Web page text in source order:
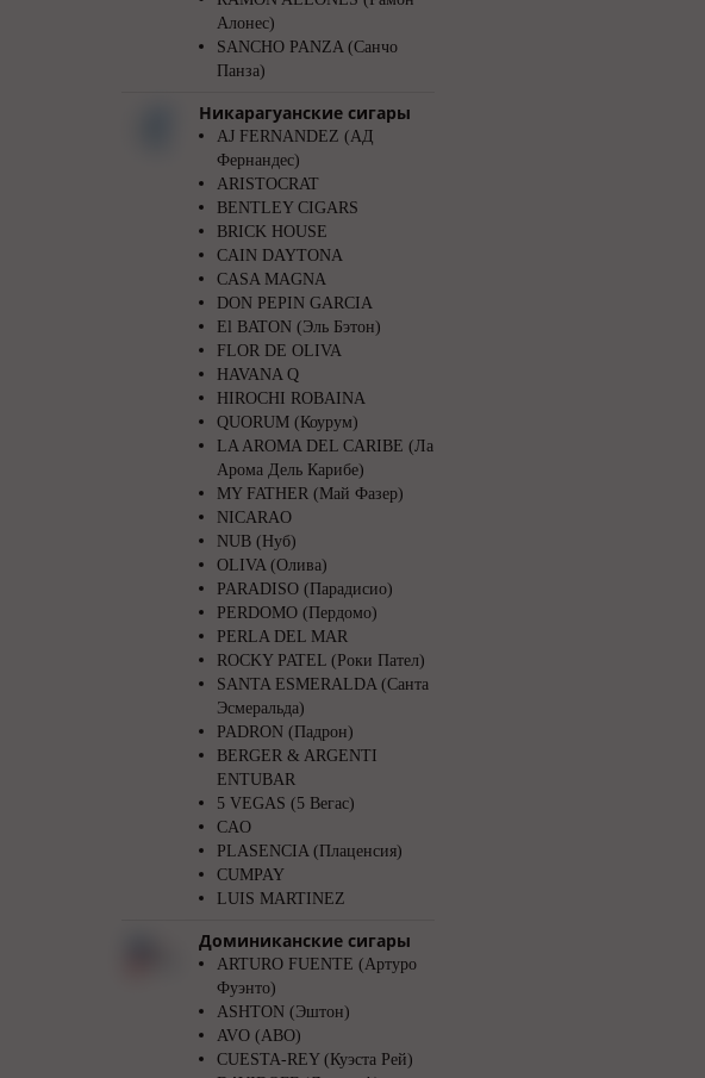
Алонес)
SANCHO PANZA (Санчо
Панза)
Никарагуанские сигары
AJ FERNANDEZ (АД
Фернандес)
ARISTOCRAT
BENTLEY CIGARS
BRICK HOUSE
CAIN DAYTONA
CASA MAGNA
DON PEPIN GARCIA
El BATON (Эль Бэтон)
FLOR DE OLIVA
HAVANA Q
HIROCHI ROBAINA
QUORUM (Коурум)
LA AROMA DEL CARIBE (Ла
Арома Дель Карибе)
MY FATHER (Май Фазер)
NICARAO
NUB (Нуб)
OLIVA (Олива)
PARADISO (Парадисио)
PERDOMO (Пердомо)
PERLA DEL MAR
ROCKY PATEL (Роки Пател)
SANTA ESMERALDA (Санта
Эсмеральда)
PADRON (Падрон)
BERGER & ARGENTI
ENTUBAR
5 VEGAS (5 Вегас)
CAO
PLASENCIA (Плаценсия)
CUMPAY
LUIS MARTINEZ
Доминиканские сигары
ARTURO FUENTE (Артуро
Фуэнто)
ASHTON (Эштон)
AVO (АВО)
CUESTA-REY (Куэста Рей)